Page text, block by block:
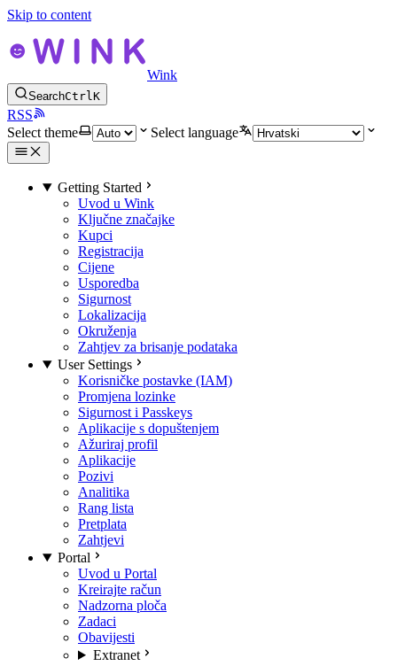
Skip to content
Wink
SearchCtrlK
RSS
Select theme
Select language
Getting Started
Uvod u Wink
Ključne značajke
Kupci
Registracija
Cijene
Usporedba
Sigurnost
Lokalizacija
Okruženja
Zahtjev za brisanje podataka
User Settings
Korisničke postavke (IAM)
Promjena lozinke
Sigurnost i Passkeys
Aplikacije s dopuštenjem
Ažuriraj profil
Aplikacije
Pozivi
Analitika
Rang lista
Pretplata
Zahtjevi
Portal
Uvod u Portal
Kreirajte račun
Nadzorna ploča
Zadaci
Obavijesti
Extranet